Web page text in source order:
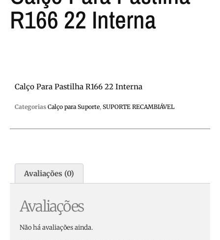
R166 22 Interna
Calço Para Pastilha R166 22 Interna
Categorias Calço para Suporte, SUPORTE RECAMBIÁVEL
Avaliações (0)
Avaliações
Não há avaliações ainda.